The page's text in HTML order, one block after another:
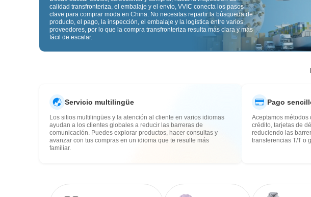
calidad transfronteriza, el embalaje y el envío, VVIC conecta los pasos
clave para comprar moda en China. No necesitas repartir la búsqueda de
producto, el pago, la inspección, el embalaje y la logística entre varios
proveedores, por lo que la compra transfronteriza resulta más clara y más
fácil de escalar.
Servicio multilingüe
Los sitios multilingües y la atención al cliente en varios idiomas
ayudan a los clientes globales a reducir las barreras de
comunicación. Puedes explorar productos, hacer consultas y
avanzar con tus compras en un idioma que te resulte más
familiar.
Pago
Aceptamos métodos
crédito, tarjetas de
reduciendo las
transferencias T/T o